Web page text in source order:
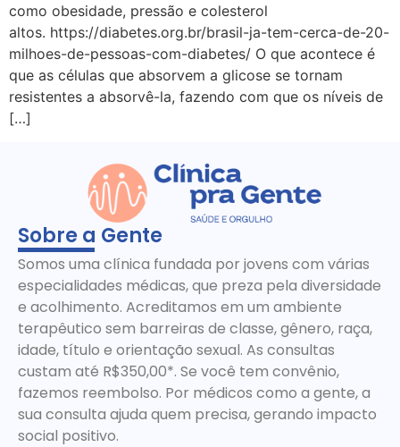
como obesidade, pressão e colesterol
altos. https://diabetes.org.br/brasil-ja-tem-cerca-de-20-
milhoes-de-pessoas-com-diabetes/ O que acontece é
que as células que absorvem a glicose se tornam
resistentes a absorvê-la, fazendo com que os níveis de
[…]
Sobre a Gente
Somos uma clínica fundada por jovens com várias
especialidades médicas, que preza pela diversidade
e acolhimento. Acreditamos em um ambiente
terapêutico sem barreiras de classe, gênero, raça,
idade, título e orientação sexual. As consultas
custam até R$350,00*. Se você tem convênio,
fazemos reembolso. Por médicos como a gente, a
sua consulta ajuda quem precisa, gerando impacto
social positivo.